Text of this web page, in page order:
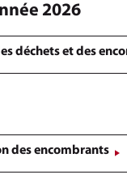
2026
déchets et des
des encombrants